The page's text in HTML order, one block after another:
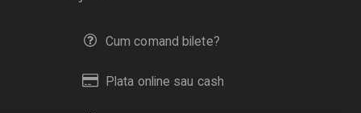
Cum comand bilete?
Plata online sau cash